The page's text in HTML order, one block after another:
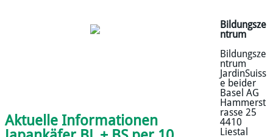
Aktuelle Informationen
Bildungsze
ntrum
Bildungsze
ntrum
JardinSuiss
e beider
Basel AG
Hammerst
rasse 25
4410
Liestal